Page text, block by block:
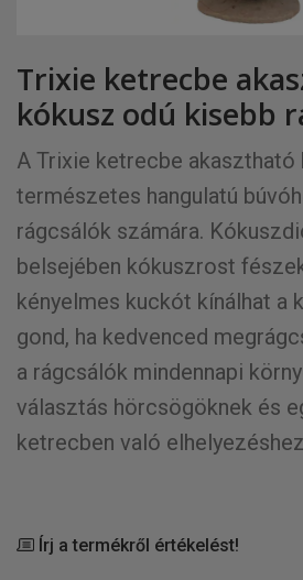
Trixie ketrecbe
kókusz odú kisebb
A Trixie ketrecbe akasztható
természetes hangulatú
rágcsálók számára.
belsejében kókuszrost
kényelmes kuckót kínálhat a
gond, ha kedvenced
a rágcsálók mindennapi
választás hörcsögöknek és
ketrecben való
Írj a termékről értékelést!